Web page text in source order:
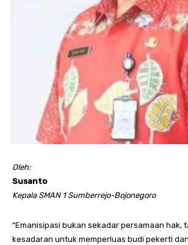
Oleh:
Susanto
Kepala SMAN 1 Sumberrejo-Bojonegoro
“Emanisipasi bukan sekadar persamaan hak,
kesadaran untuk memperluas budi pekerti dan